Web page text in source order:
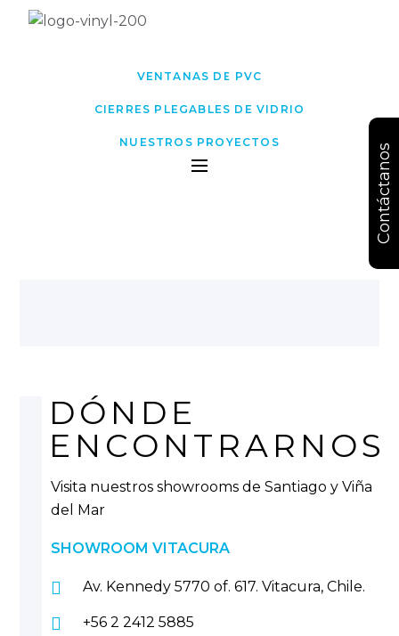
VENTANAS DE PVC
CIERRES PLEGABLES DE VIDRIO
NUESTROS PROYECTOS
DÓNDE
ENCONTRARNOS
Visita nuestros showrooms de Santiago y Viña
del Mar
SHOWROOM VITACURA
Av. Kennedy 5770 of. 617. Vitacura, Chile.
+56 2 2412 5885
Contáctanos